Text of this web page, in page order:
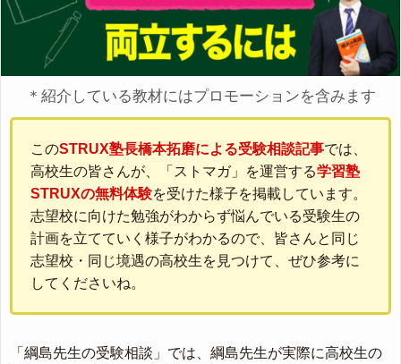
＊紹介している教材にはプロモーションを含みます
このSTRUX塾長橋本拓磨による受験相談記事では、
高校生の皆さんが、「ストマガ」を運営する学習塾
STRUXの無料体験を受けた様子を掲載しています。
志望校に向けた勉強がわからず悩んでいる受験生の
計画を立てていく様子がわかるので、皆さんと同じ
志望校・同じ境遇の高校生を見つけて、ぜひ参考に
してくださいね。
「綱島先生の受験相談」では、綱島先生が実際に高校生の